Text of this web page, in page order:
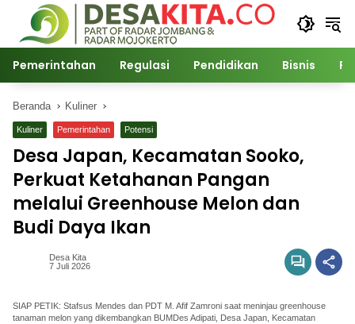
Langsung
konten
Pemerintahan Regulasi Pendidikan Bisnis
Beranda Kuliner
Kuliner Pemerintahan Potensi
Desa Japan, Kecamatan Sooko,
Perkuat Ketahanan Pangan
melalui Greenhouse Melon dan
Budi Daya Ikan
Desa Kita
7 Juli 2026
SIAP PETIK: Stafsus Mendes dan PDT M. Afif Zamroni saat meninjau greenhouse
tanaman melon yang dikembangkan BUMDes Adipati, Desa Japan, Kecamatan